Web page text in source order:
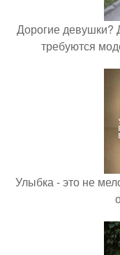
Дорогие девушки?
требуются
Улыбка - это не